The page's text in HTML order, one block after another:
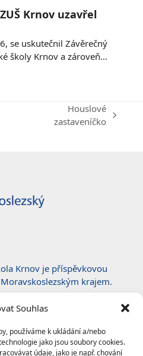
Souhlas
používáme k ukládání a/nebo
jako jsou soubory cookies.
údaje, jako je např. chování
Krnov uzavřel
se uskutečnil Závěrečný
školy Krnov a zároveň…
Houslové
zastaveníčko
Krnov je příspěvkovou
krajem.
EN ISO 50001:2019